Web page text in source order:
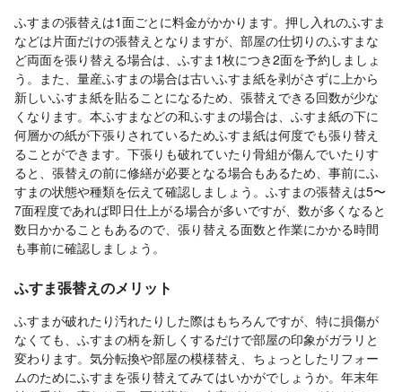
ふすまの張替えは1面ごとに料金がかかります。押し入れのふすま
などは片面だけの張替えとなりますが、部屋の仕切りのふすまな
ど両面を張り替える場合は、ふすま1枚につき2面を予約しましょ
う。また、量産ふすまの場合は古いふすま紙を剥がさずに上から
新しいふすま紙を貼ることになるため、張替えできる回数が少な
くなります。本ふすまなどの和ふすまの場合は、ふすま紙の下に
何層かの紙が下張りされているためふすま紙は何度でも張り替え
ることができます。下張りも破れていたり骨組が傷んでいたりす
ると、張替えの前に修繕が必要となる場合もあるため、事前にふ
すまの状態や種類を伝えて確認しましょう。ふすまの張替えは5〜
7面程度であれば即日仕上がる場合が多いですが、数が多くなると
数日かかることもあるので、張り替える面数と作業にかかる時間
も事前に確認しましょう。
ふすま張替えのメリット
ふすまが破れたり汚れたりした際はもちろんですが、特に損傷が
なくても、ふすまの柄を新しくするだけで部屋の印象がガラリと
変わります。気分転換や部屋の模様替え、ちょっとしたリフォー
ムのためにふすまを張り替えてみてはいかがでしょうか。年末年